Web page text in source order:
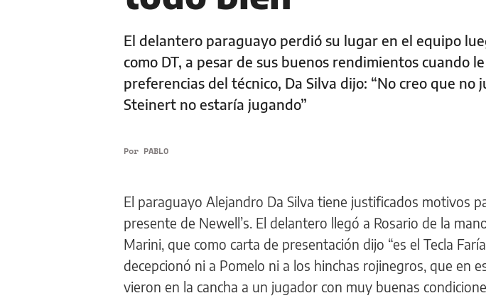
El delantero paraguayo perdió su lugar en el equipo
como DT, a pesar de sus buenos rendimientos cuando
preferencias del técnico, Da Silva dijo: “No creo que no
Steinert no estaría jugando”
Por PABLO
El paraguayo Alejandro Da Silva tiene justificados motivos
presente de Newell’s. El delantero llegó a Rosario de la
Marini, que como carta de presentación dijo “es el Tecla
decepcionó ni a Pomelo ni a los hinchas rojinegros, que en
vieron en la cancha a un jugador con muy buenas